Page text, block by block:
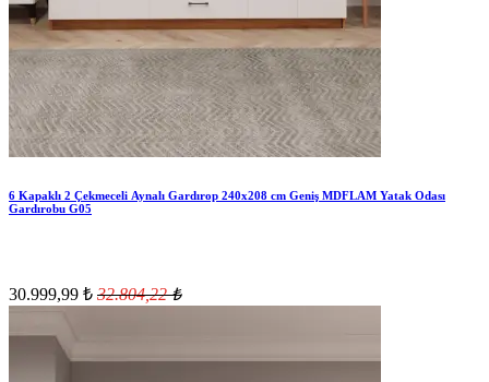
6 Kapaklı 2 Çekmeceli Aynalı Gardırop 240x208 cm Geniş MDFLAM Yatak Odası
Gardırobu G05
30.999,99 ₺ 32.804,22₺